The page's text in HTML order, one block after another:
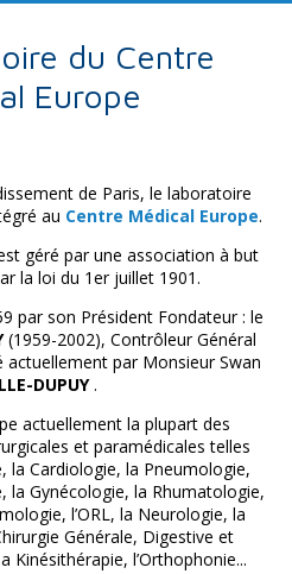
du Centre
Europe
de Paris, le laboratoire
au Centre Médical Europe.
géré par une association à but
la loi du 1er juillet 1901.
par son Président Fondateur : le
(1959-2002), Contrôleur Général
par Monsieur Swan
DUPUY .
actuellement la plupart des
et paramédicales telles
la Cardiologie, la Pneumologie,
la Gynécologie, la Rhumatologie,
l’ORL, la Neurologie, la
Générale, Digestive et
Kinésithérapie, l’Orthophonie...